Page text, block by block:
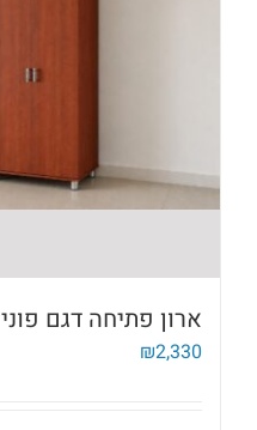
ארון פתיחה דגם פוני
₪2,330